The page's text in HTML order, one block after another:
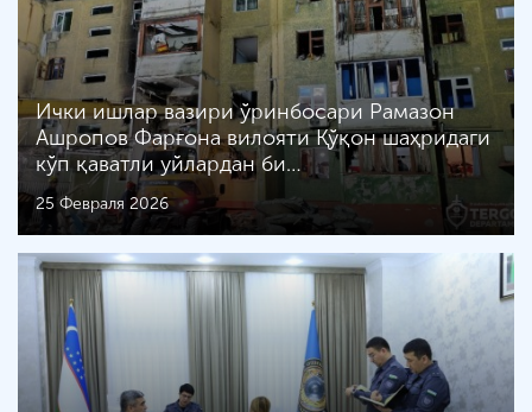
Ички ишлар вазири ўринбосари Рамазон
Ашропов Фарғона вилояти Қўқон шаҳридаги
кўп қаватли уйлардан би…
25 Февраля 2026